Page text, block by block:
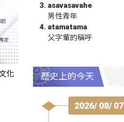
化
asavasavahe
男性青年
atamatama
父字輩的稱呼
歷史上的今天
2026/ 08/ 07